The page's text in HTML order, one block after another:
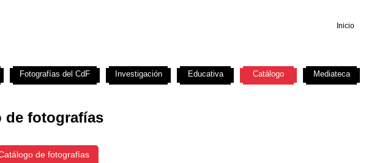
Inicio
de fotografías
de fotografías
Fotografías del CdF Investigación Educativa Catálogo Mediateca